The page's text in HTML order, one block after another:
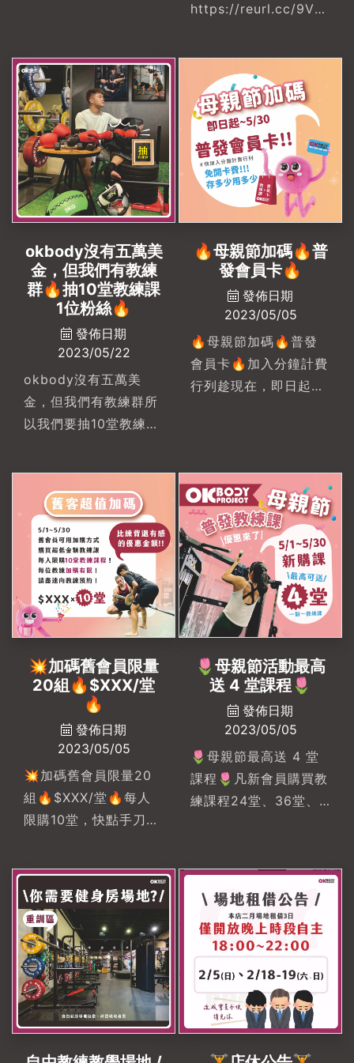
高送 4 堂課程💥加碼
舊會員限量20組🔥
$XXX/堂#母親節 #母
親節禮物 #母親節活動
#母親節禮物推薦
#okbodyproject
#okbodyproject文自
店#私人教練課程 #一
對一私人教練 #私人教
練#健身 #高雄健身房
推薦 #左營健身房推薦
https://reurl.cc/9V8XgX
起變美吧！🤗-𝙃𝙖𝙥𝙥𝙮
𝙈𝙤𝙩𝙝𝙚𝙧'𝙨 𝘿𝙖𝙮❣祝
各位女強人都可以健康
美麗的綻放美一天
~~~-💥母親節新購課
最高送 4 堂課程💥加
碼舊會員限量20組🔥
親節禮物 #母親節活動
#母親節禮物推薦
#okbodyproject
#okbodyproject文自
店#私人教練課程 #一
對一私人教練 #私人教
練#健身 #高雄健身房
okbody沒有五萬美
金，但我們有教練
群🔥抽10堂教練課
1位粉絲🔥
發佈日期
2023/05/22
okbody沒有五萬美
金，但我們有教練群所
以我們要抽10堂教練課
$22000)你只需要分享
這篇貼文到你的限時動
態並在評論中標註朋友
🔥將在5/31抽出🔥請
記得追蹤我們IG，若你
幸運抽到旦沒有追蹤不
能給你課程#左營健身
IG請連結至APP操作 :
OK-BODY｜私人教練x
自主訓練x場地租借 on
Instagram: "okbody
沒有五萬美金，但我們
有教練群 所以我們要抽
10堂教練課1位粉絲 !!!!!
(一對一教練課10堂，
$220...#okbodyproject
#okbodyproject文自
店#私人教練課程 #一
對一私人教練 #私人教
練#健身 #高雄健身房
推薦 #左營健身房推薦
🔥母親節加碼🔥普
發會員卡🔥
發佈日期
2023/05/05
🔥母親節加碼🔥普發
會員卡🔥加入分鐘計費
行列趁現在，即日起
~~~~-💥母親節新購
課最高送 4 堂課程💥
加碼舊會員限量20組
🔥$XXX/堂每人限購10
堂，快點手刀跟教練預
約購買!!!
💥加碼舊會員限量
20組🔥$XXX/堂
🔥
發佈日期
2023/05/05
💥加碼舊會員限量20
組🔥$XXX/堂🔥每人
限購10堂，快點手刀跟
凡新會員購買教練課程
24堂、36堂、48堂即
加贈送課堂數 … 最高
贈送4堂-各位女強人位
生活忙碌了一整年，又
等到了要犒賞自己的月
份了。忙碌之際也需要
🌷母親節活動最高
送 4 堂課程🌷
發佈日期
2023/05/05
🌷母親節最高送 4 堂
課程🌷凡新會員購買教
練課程24堂、36堂、
碼舊會員限量20組🔥
$XXX/堂🔥每人限購10
堂，快點手刀跟教練預
約購買!!!-各位女強人位
生活忙碌了一整年，又
等到了要犒賞自己的月
份了。忙碌之際也需要
幫自己打造個滿分身材